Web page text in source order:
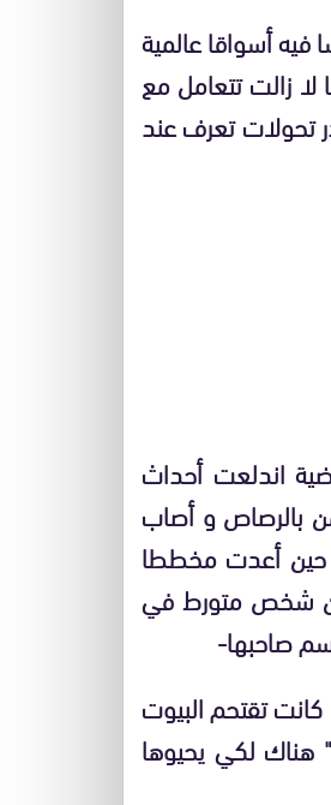
أسواقا عالمية
لا زالت تتعامل مع
تحولات تعرف عند
اندلعت أحداث
بالرصاص و أصاب
حين أعدت مخططا
عن شخص متورط في
صاحبها-
تقتحم البيوت
لكي يحيوها